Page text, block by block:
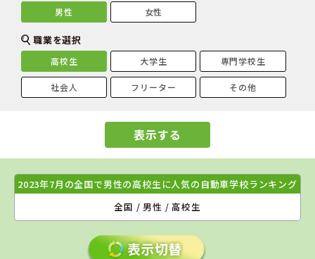
男性 女性
職業を選択
高校生 大学生 専門学校生
社会人 フリーター その他
表示する
2023年7月の全国で男性の高校生に人気の自動車学校ランキング
全国 / 男性 / 高校生